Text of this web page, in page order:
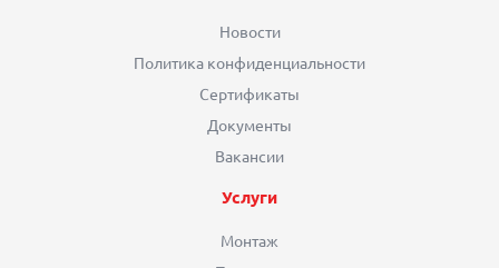
Новости
Политика конфиденциальности
Сертификаты
Документы
Вакансии
Услуги
Монтаж